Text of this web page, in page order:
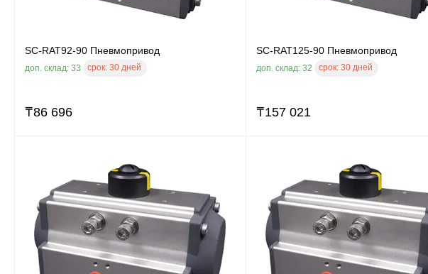
SC-RAT92-90 Пневмопривод
доп. склад: 33 срок: 30 дней
₸86 696
SC-RAT125-90 Пневмопривод
доп. склад: 32 срок: 30 дней
₸157 021